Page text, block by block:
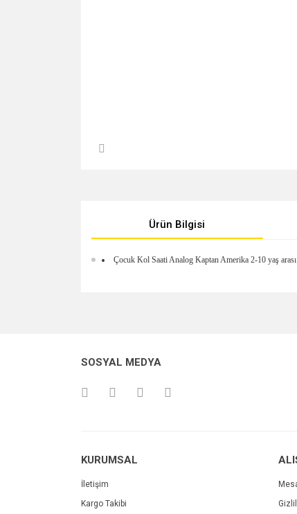
Ürün Bilgisi
Çocuk Kol Saati Analog Kaptan Amerika 2-10 yaş
Ürün açıklamasında eksik bilgiler bulunuyor.
SOSYAL MEDYA
KURUMSAL
İletişim
Kargo Takibi